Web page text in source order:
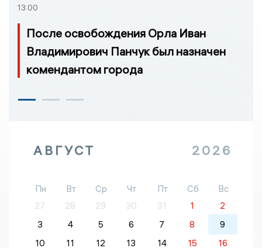
13:00
После освобождения Орла Иван
Владимирович Панчук был назначен
комендантом города
АВГУСТ 2026
Пн Вт Ср Чт Пт Сб
Вс
27
28 29 30 31 1
2
3
4 5 6 7 8
9
10
11 12 13 14 15 16